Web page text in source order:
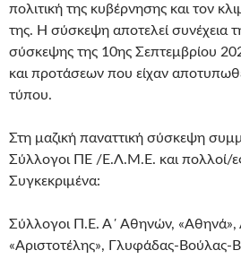
πολιτική της κυβέρνησης και τον
της. Η σύσκεψη αποτελεί συνέχεια
σύσκεψης της 10ης Σεπτεμβρίου
και προτάσεων που είχαν
τύπου.
Στη μαζική παναττική σύσκεψη
Σύλλογοι ΠΕ /Ε.Λ.Μ.Ε. και πολλοί/
Συγκεκριμένα:
Σύλλογοι Π.Ε. Α΄ Αθηνών, «Αθηνά»,
«Αριστοτέλης», Γλυφάδας-Βούλας-